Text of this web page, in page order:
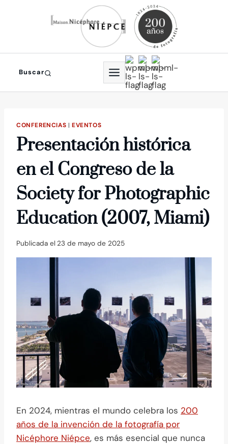
Buscar
CONFERENCIAS | EVENTOS
Presentación histórica
en el Congreso de la
Society for Photographic
Education (2007, Miami)
Publicada el 23 de mayo de 2025
En 2024, mientras el mundo celebra los 200
años de la invención de la fotografía por
Nicéphore Niépce, es más esencial que nunca